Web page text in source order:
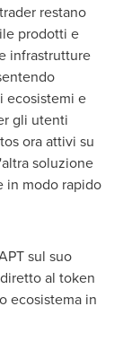
restano
prodotti e
infrastrutture
ecosistemi e
gli utenti
ora attivi su
soluzione
in modo rapido
sul suo
al token
ecosistema in